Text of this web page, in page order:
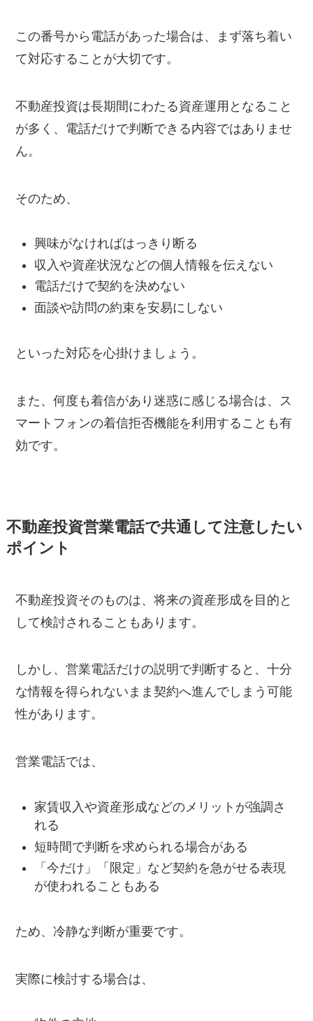
この番号から電話があった場合は、まず落ち着い
て対応することが大切です。
不動産投資は長期間にわたる資産運用となること
が多く、電話だけで判断できる内容ではありませ
ん。
そのため、
興味がなければはっきり断る
収入や資産状況などの個人情報を伝えない
電話だけで契約を決めない
面談や訪問の約束を安易にしない
といった対応を心掛けましょう。
また、何度も着信があり迷惑に感じる場合は、ス
マートフォンの着信拒否機能を利用することも有
効です。
不動産投資営業電話で共通して注意したい
ポイント
不動産投資そのものは、将来の資産形成を目的と
して検討されることもあります。
しかし、営業電話だけの説明で判断すると、十分
な情報を得られないまま契約へ進んでしまう可能
性があります。
営業電話では、
家賃収入や資産形成などのメリットが強調さ
れる
短時間で判断を求められる場合がある
「今だけ」「限定」など契約を急がせる表現
が使われることもある
ため、冷静な判断が重要です。
実際に検討する場合は、